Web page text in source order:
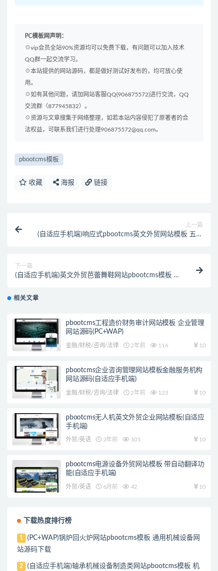
PC模板网声明：
☉vip会员全站90%资源均可以免费下载，有问题可以加入技术
QQ群一起交流学习。
☉本站提供的网站源码，都是做好测试好发布的，均可放心使
用。
☉如有其他问题，请加网站客服QQ(906875572)进行交流，QQ
交流群（877945832）。
☉资源与文章搜集于网络整理，如若本站内容侵犯了原著者的合
法权益，可联系我们进行处理906875572@qq.com。
pbootcms模板
收藏 海报 链接
上一篇
(自适应手机端)响应式pbootcms英文外贸网站模板 五金
下一篇
(自适应手机端)英文外贸芭蕾舞鞋网站pbootcms模板 拉
相关文章
pbootcms工程造价财务审计网站模板 企业管理
网站源码(PC+WAP)
金融/财税/咨询/法律 2年前 116 10
pbootcms企业咨询管理网站模板金融服务机构
网站源码(自适应手机端)
金融/财税/咨询/法律 2年前 123 10
pbootcms无人机英文外贸企业网站模板(自适应
手机端)
外贸/英语 2年前 105 10
pbootcms电源设备外贸网站模板 带自动翻译功
能(自适应手机端)
外贸/英语 6月前 42 10
下载热度排行榜
1
(PC+WAP)锅炉回火炉网站pbootcms模板 通用机械设备网
站源码下载
2
(自适应手机端)轴承机械设备制造类网站pbootcms模板 机